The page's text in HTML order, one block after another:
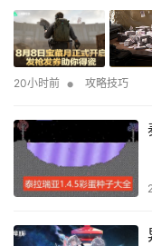
20小时前 • 攻略技巧